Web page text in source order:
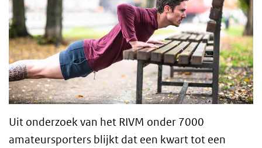
Uit onderzoek van het RIVM onder 7000
amateursporters blijkt dat een kwart tot een